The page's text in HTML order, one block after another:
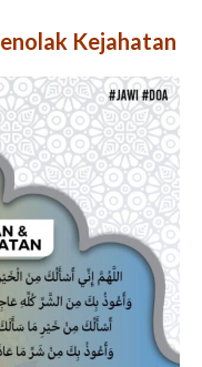
Kejahatan